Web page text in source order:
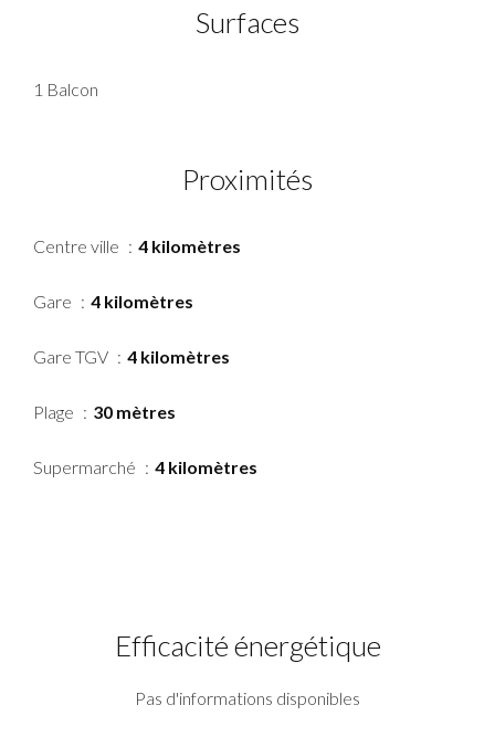
Surfaces
1 Balcon
Proximités
Centre ville 4 kilomètres
Gare 4 kilomètres
Gare TGV 4 kilomètres
Plage 30 mètres
Supermarché 4 kilomètres
Efficacité énergétique
Pas d'informations disponibles